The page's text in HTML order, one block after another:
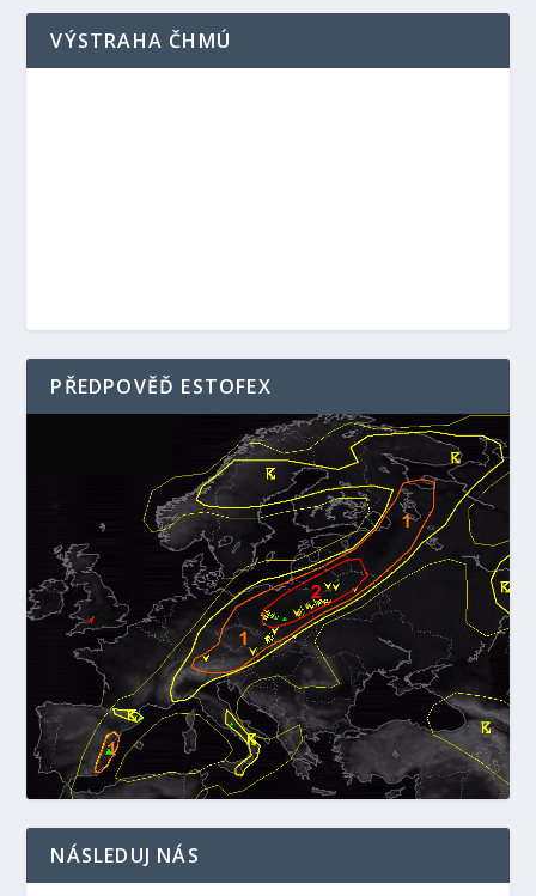
VÝSTRAHA ČHMÚ
PŘEDPOVĚĎ ESTOFEX
NÁSLEDUJ NÁS